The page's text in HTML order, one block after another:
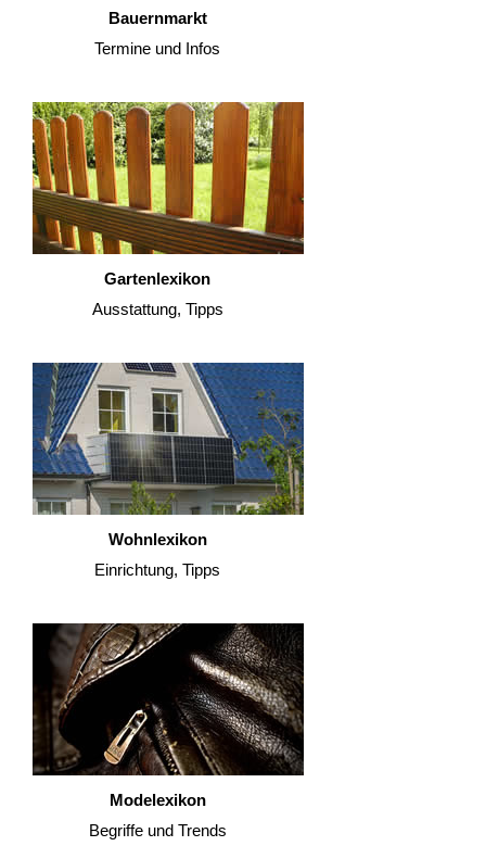
Bauernmarkt
Termine und Infos
Gartenlexikon
Ausstattung, Tipps
Wohnlexikon
Einrichtung, Tipps
Modelexikon
Begriffe und Trends